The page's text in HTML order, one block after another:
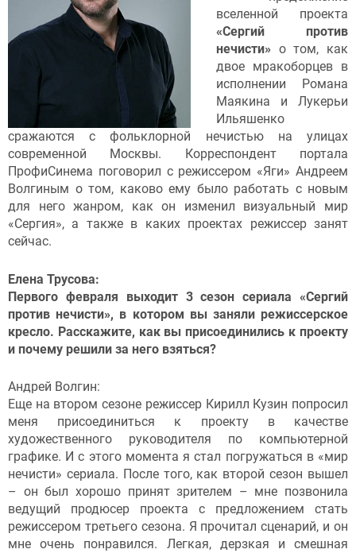
вселенной проекта
«Сергий против
нечисти» о том, как
двое мракоборцев в
исполнении Романа
Маякина и Лукерьи
Ильяшенко
сражаются с фольклорной нечистью на улицах
современной Москвы. Корреспондент портала
ПрофиСинема поговорил с режиссером «Яги» Андреем
Волгиным о том, каково ему было работать с новым
для него жанром, как он изменил визуальный мир
«Сергия», а также в каких проектах режиссер занят
сейчас.
Елена Трусова:
Первого февраля выходит 3 сезон сериала «Сергий
против нечисти», в котором вы заняли режиссерское
кресло. Расскажите, как вы присоединились к проекту
и почему решили за него взяться?
Андрей Волгин:
Еще на втором сезоне режиссер Кирилл Кузин попросил
меня присоединиться к проекту в качестве
художественного руководителя по компьютерной
графике. И с этого момента я стал погружаться в «мир
нечисти» сериала. После того, как второй сезон вышел
– он был хорошо принят зрителем – мне позвонила
ведущий продюсер проекта с предложением стать
режиссером третьего сезона. Я прочитал сценарий, и он
мне очень понравился. Легкая, дерзкая и смешная